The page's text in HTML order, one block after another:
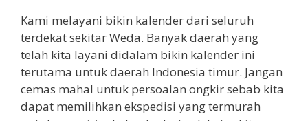
Kami melayani bikin kalender dari seluruh
terdekat sekitar Weda. Banyak daerah yang
telah kita layani didalam bikin kalender ini
terutama untuk daerah Indonesia timur. Jangan
cemas mahal untuk persoalan ongkir sebab kita
dapat memilihkan ekspedisi yang termurah